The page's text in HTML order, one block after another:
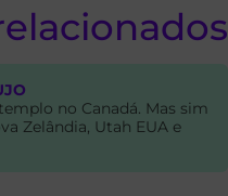
no Canadá. Mas sim
Zelândia, Utah EUA e